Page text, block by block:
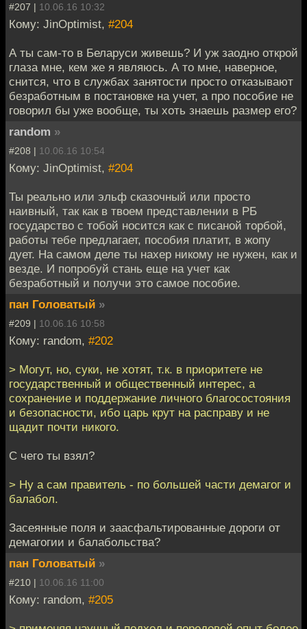
#207 | 10.06.16 10:32
Кому: JinOptimist, #204
А ты сам-то в Беларуси живешь? И уж заодно открой
глаза мне, кем же я являюсь. А то мне, наверное,
снится, что в службах занятости просто отказывают
безработным в постановке на учет, а про пособие не
говорил бы уже вообще, ты хоть знаешь размер его?
random »
#208 | 10.06.16 10:54
Кому: JinOptimist, #204
Ты реально или эльф сказочный или просто
наивный, так как в твоем представлении в РБ
государство с тобой носится как с писаной торбой,
работы тебе предлагает, пособия платит, в жопу
дует. На самом деле ты нахер никому не нужен, как и
везде. И попробуй стань еще на учет как
безработный и получи это самое пособие.
пан Головатый »
#209 | 10.06.16 10:58
Кому: random, #202
> Могут, но, суки, не хотят, т.к. в приоритете не
государственный и общественный интерес, а
сохранение и поддержание личного благосостояния
и безопасности, ибо царь крут на расправу и не
щадит почти никого.
С чего ты взял?
> Ну а сам правитель - по большей части демагог и
балабол.
Засеянные поля и заасфальтированные дороги от
демагогии и балабольства?
пан Головатый »
#210 | 10.06.16 11:00
Кому: random, #205